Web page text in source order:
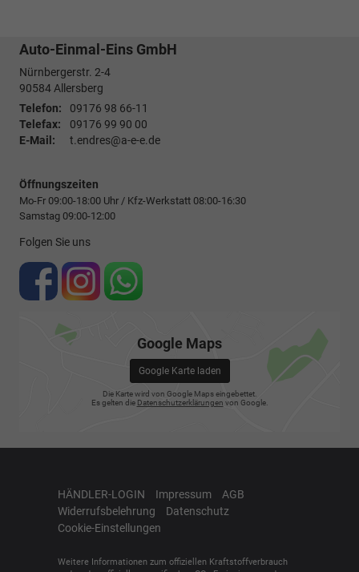
Auto-Einmal-Eins GmbH
Nürnbergerstr. 2-4
90584Allersberg
Telefon:
09176 98 66-11
Telefax:
09176 99 90 00
E-Mail:
t.endres@a-e-e.de
Öffnungszeiten
Mo-Fr 09:00-18:00 Uhr / Kfz-Werkstatt 08:00-16:30
Samstag 09:00-12:00
Folgen Sie uns
Google Maps
Google Karte laden
Die Karte wird von Google Maps eingebettet.
Es gelten die Datenschutzerklärungen von Google.
HÄNDLER-LOGIN Impressum
AGB
Widerrufsbelehrung
Datenschutz
Cookie-Einstellungen
Weitere Informationen zum offiziellen Kraftstoffverbrauch